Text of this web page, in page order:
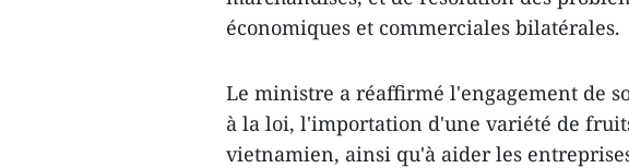
économiques et commerciales bilatérales.
Le ministre a réaffirmé l'engagement de
à la loi, l'importation d'une variété de
vietnamien, ainsi qu'à aider les